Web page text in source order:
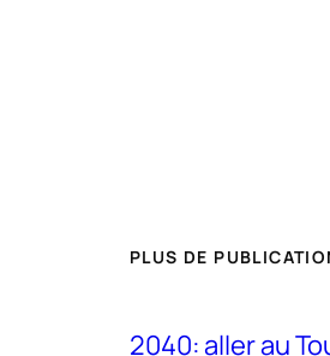
PLUS DE
2040: aller au